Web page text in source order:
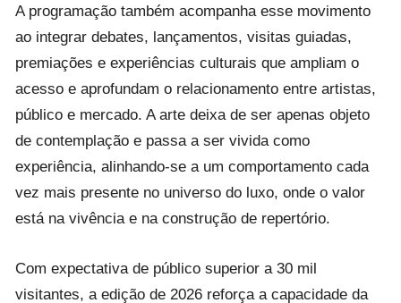
A programação também acompanha esse movimento
ao integrar debates, lançamentos, visitas guiadas,
premiações e experiências culturais que ampliam o
acesso e aprofundam o relacionamento entre artistas,
público e mercado. A arte deixa de ser apenas objeto
de contemplação e passa a ser vivida como
experiência, alinhando-se a um comportamento cada
vez mais presente no universo do luxo, onde o valor
está na vivência e na construção de repertório.
Com expectativa de público superior a 30 mil
visitantes, a edição de 2026 reforça a capacidade da